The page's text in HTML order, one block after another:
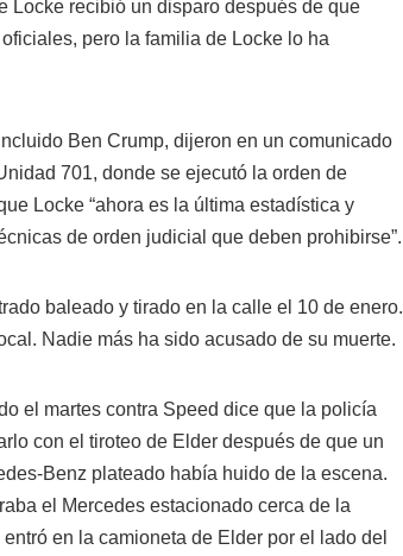
Locke recibió un disparo después de que
pero la familia de Locke lo ha
Ben Crump, dijeron en un comunicado
701, donde se ejecutó la orden de
Locke “ahora es la última estadística y
de orden judicial que deben prohibirse”.
baleado y tirado en la calle el 10 de enero.
Nadie más ha sido acusado de su muerte.
el martes contra Speed dice que la policía
con el tiroteo de Elder después de que un
Benz plateado había huido de la escena.
el Mercedes estacionado cerca de la
en la camioneta de Elder por el lado del